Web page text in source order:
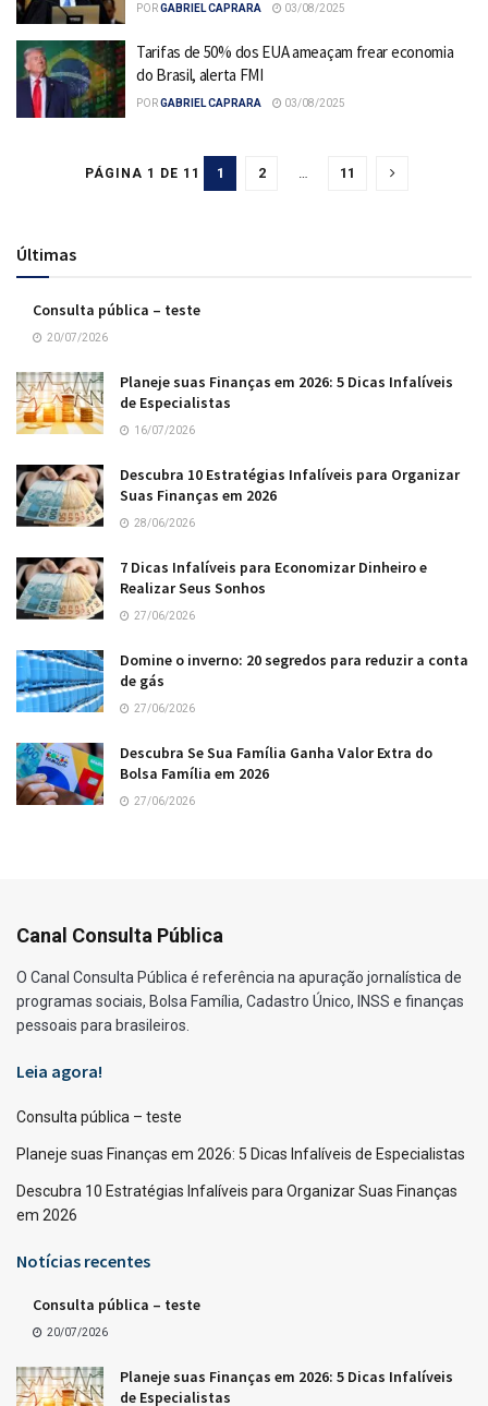
PORGABRIEL CAPRARA 03/08/2025
Tarifas de 50% dos EUA ameaçam frear economia
do Brasil, alerta FMI
PORGABRIEL CAPRARA 03/08/2025
PÁGINA 1 DE 11 1 2 … 11
Últimas
Consulta pública – teste
20/07/2026
Planeje suas Finanças em 2026: 5 Dicas Infalíveis
de Especialistas
16/07/2026
Descubra 10 Estratégias Infalíveis para Organizar
Suas Finanças em 2026
28/06/2026
7 Dicas Infalíveis para Economizar Dinheiro e
Realizar Seus Sonhos
27/06/2026
Domine o inverno: 20 segredos para reduzir a conta
de gás
27/06/2026
Descubra Se Sua Família Ganha Valor Extra do
Bolsa Família em 2026
27/06/2026
Canal Consulta Pública
O Canal Consulta Pública é referência na apuração jornalística de
programas sociais, Bolsa Família, Cadastro Único, INSS e finanças
pessoais para brasileiros.
Leia agora!
Consulta pública – teste
Planeje suas Finanças em 2026: 5 Dicas Infalíveis de Especialistas
Descubra 10 Estratégias Infalíveis para Organizar Suas Finanças
em 2026
Notícias recentes
Consulta pública – teste
20/07/2026
Planeje suas Finanças em 2026: 5 Dicas Infalíveis
de Especialistas